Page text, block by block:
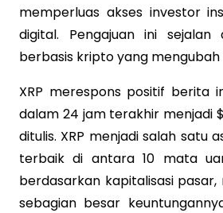
memperluas akses investor
digital. Pengajuan ini sejalan
berbasis kripto yang mengubah
XRP merespons positif berita
dalam 24 jam terakhir menjadi
ditulis. XRP menjadi salah satu
terbaik di antara 10 mata
berdasarkan kapitalisasi
sebagian besar